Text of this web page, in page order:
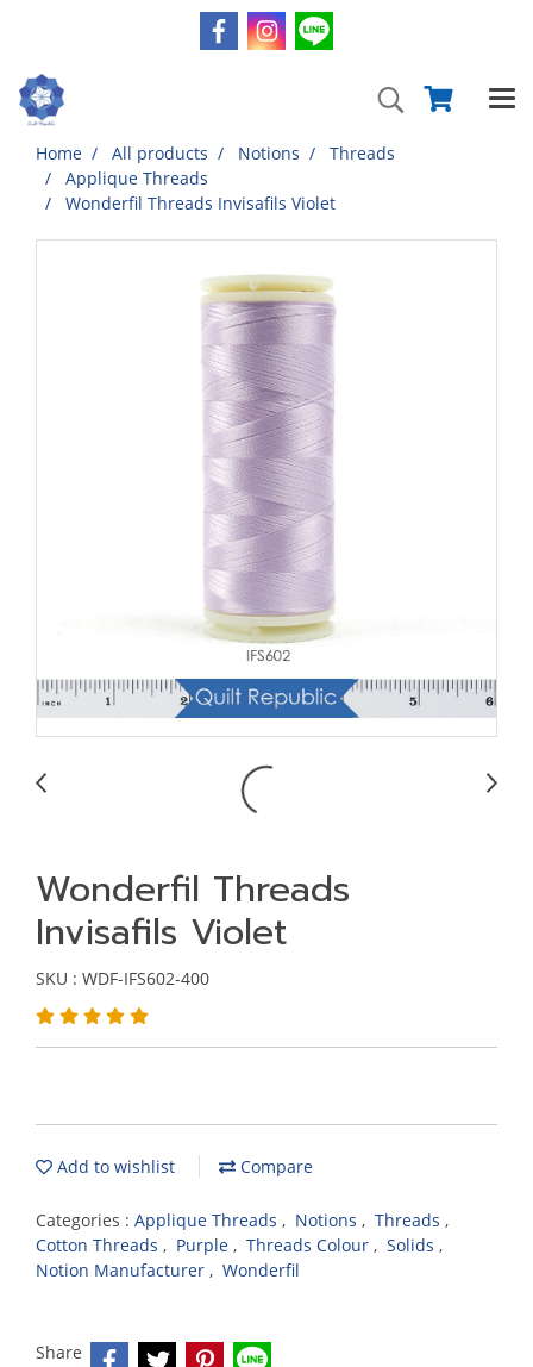
Home All products Notions
Threads
Applique Threads
Wonderfil Threads Invisafils Violet
Wonderfil Threads
Invisafils Violet
SKU : WDF-IFS602-400
Add to wishlist Compare
Categories : Applique Threads , Notions , Threads ,
Cotton Threads , Purple , Threads Colour , Solids ,
Notion Manufacturer , Wonderfil
Share